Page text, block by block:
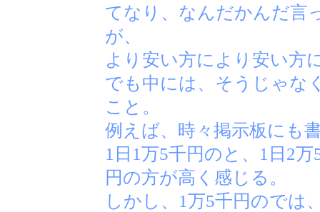
てなり、なんだかんだ言
が、
より安い方により安い方
でも中には、そうじゃな
こと。
例えば、時々掲示板にも
1日1万5千円のと、1日2
円の方が高く感じる。
しかし、1万5千円のでは